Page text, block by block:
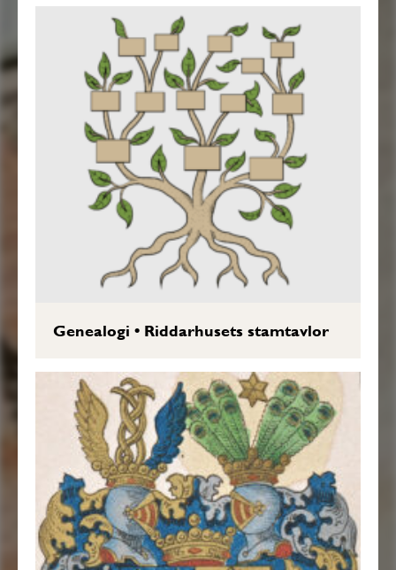
Genealogi • Riddarhusets stamtavlor